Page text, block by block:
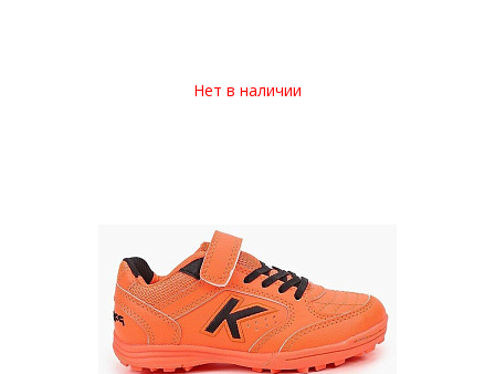
Нет в наличии